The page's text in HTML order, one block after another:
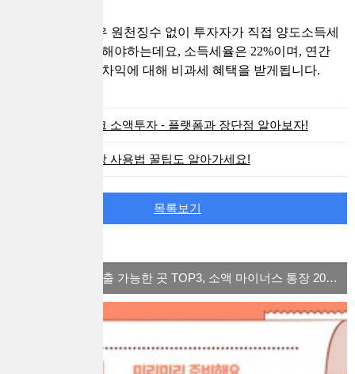
의 경우 원천징수 없이 투자자가 직접 양도소득세
를 신고 및 납부해야하는데요, 소득세율은 22%이며, 연간
250만원까지는 차익에 대해 비과세 혜택을 받게됩니다.
아트테크 소액투자 - 플랫폼과 장단점 알아보자!
청약통장 사용법 꿀팁도 알아가세요!
목록보기
체크카드 소액대출 가능한 곳 TOP3, 소액 마이너스 통장 2022 ver.